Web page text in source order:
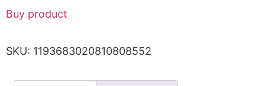
Buy product
SKU: 1193683020810808552